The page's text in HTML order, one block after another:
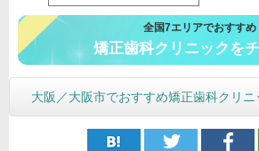
全国7エリアでおすすめ
矯正歯科クリニックを
大阪／大阪市でおすすめ矯正歯科クリニ